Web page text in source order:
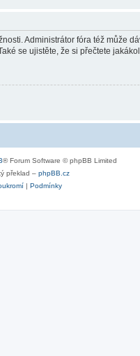
Administrátor fóra též může
se ujistěte, že si přečtete
® Forum Software © phpBB Limited
překlad – phpBB.cz
| Podmínky